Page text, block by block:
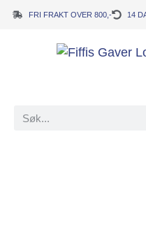
FRI FRAKT OVER 800,- 14